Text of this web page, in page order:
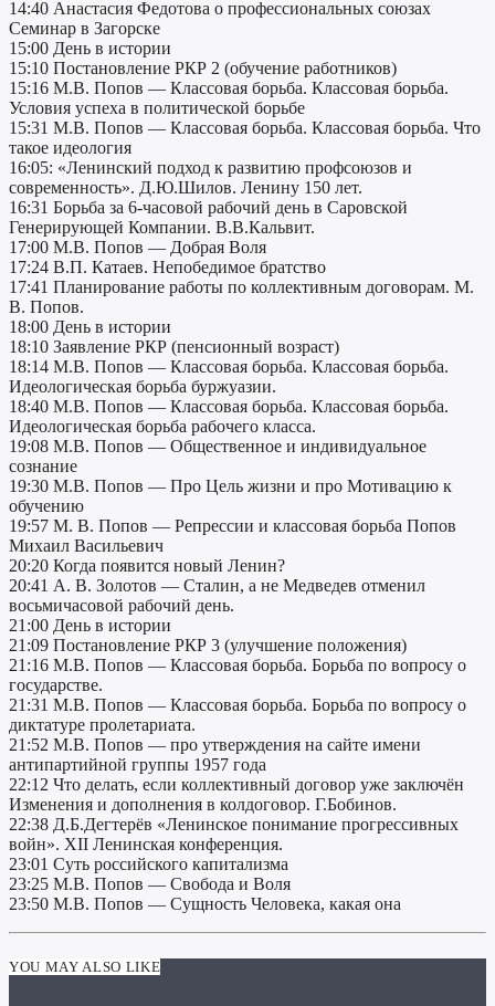
14:40 Анастасия Федотова о профессиональных союзах
Семинар в Загорске
15:00 День в истории
15:10 Постановление РКР 2 (обучение работников)
15:16 М.В. Попов — Классовая борьба. Классовая борьба.
Условия успеха в политической борьбе
15:31 М.В. Попов — Классовая борьба. Классовая борьба. Что
такое идеология
16:05: «Ленинский подход к развитию профсоюзов и
современность». Д.Ю.Шилов. Ленину 150 лет.
16:31 Борьба за 6-часовой рабочий день в Саровской
Генерирующей Компании. В.В.Кальвит.
17:00 М.В. Попов — Добрая Воля
17:24 В.П. Катаев. Непобедимое братство
17:41 Планирование работы по коллективным договорам. М.
В. Попов.
18:00 День в истории
18:10 Заявление РКР (пенсионный возраст)
18:14 М.В. Попов — Классовая борьба. Классовая борьба.
Идеологическая борьба буржуазии.
18:40 М.В. Попов — Классовая борьба. Классовая борьба.
Идеологическая борьба рабочего класса.
19:08 М.В. Попов — Общественное и индивидуальное
сознание
19:30 М.В. Попов — Про Цель жизни и про Мотивацию к
обучению
19:57 М. В. Попов — Репрессии и классовая борьба Попов
Михаил Васильевич
20:20 Когда появится новый Ленин?
20:41 А. В. Золотов — Сталин, а не Медведев отменил
восьмичасовой рабочий день.
21:00 День в истории
21:09 Постановление РКР 3 (улучшение положения)
21:16 М.В. Попов — Классовая борьба. Борьба по вопросу о
государстве.
21:31 М.В. Попов — Классовая борьба. Борьба по вопросу о
диктатуре пролетариата.
21:52 М.В. Попов — про утверждения на сайте имени
антипартийной группы 1957 года
22:12 Что делать, если коллективный договор уже заключён
Изменения и дополнения в колдоговор. Г.Бобинов.
22:38 Д.Б.Дегтерёв «Ленинское понимание прогрессивных
войн». XII Ленинская конференция.
23:01 Суть российского капитализма
23:25 М.В. Попов — Свобода и Воля
23:50 М.В. Попов — Сущность Человека, какая она
YOU MAY ALSO LIKE